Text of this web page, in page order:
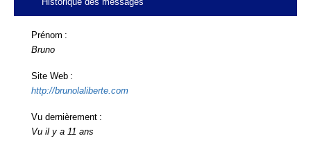
Prénom :
Bruno
Site Web :
http://brunolaliberte.com
Vu dernièrement :
Vu il y a 11 ans